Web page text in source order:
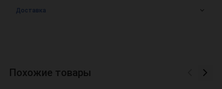
Доставка
Похожие товары